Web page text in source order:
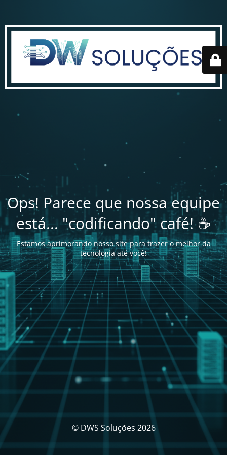
Ops! Parece que nossa equipe
está... "codificando" café! ☕
Estamos aprimorando nosso site para trazer o melhor da
tecnologia até você!
© DWS Soluções 2026